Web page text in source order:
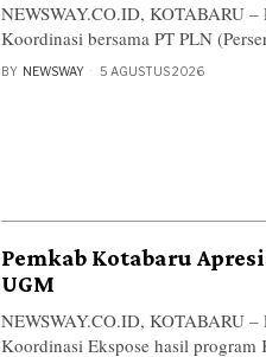
NEWSWAY.CO.ID, KOTABARU –
Koordinasi bersama PT PLN
BY NEWSWAY 5 AGUSTUS 2026
Pemkab Kotabaru
UGM
NEWSWAY.CO.ID, KOTABARU –
Koordinasi Ekspose hasil program